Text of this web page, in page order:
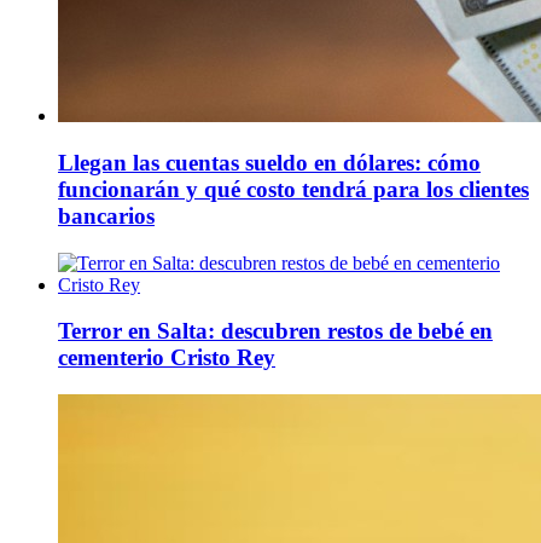
Llegan las cuentas sueldo en dólares: cómo
funcionarán y qué costo tendrá para los clientes
bancarios
Terror en Salta: descubren restos de bebé en
cementerio Cristo Rey